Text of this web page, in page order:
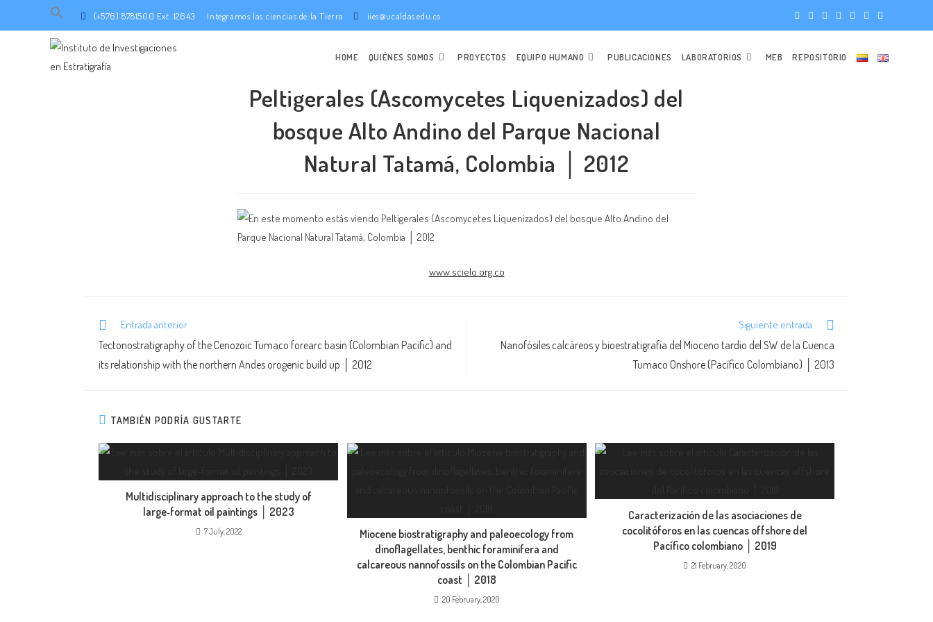
Search
(+576) 8781500 Ext. 12643 Integramos las ciencias de la Tierra iies@ucaldas.edu.co
HOME QUIÉNES SOMOS PROYECTOS EQUIPO HUMANO PUBLICACIONES LABORATORIOS MEB REPOSITORIO
Peltigerales (Ascomycetes Liquenizados) del
bosque Alto Andino del Parque Nacional
Natural Tatamá, Colombia │ 2012
www.scielo.org.co
Entrada anterior
Tectonostratigraphy of the Cenozoic Tumaco forearc basin (Colombian Pacific) and
its relationship with the northern Andes orogenic build up │ 2012
Siguiente entrada
Nanofósiles calcáreos y bioestratigrafía del Mioceno tardío del SW de la Cuenca
Tumaco Onshore (Pacífico Colombiano) │ 2013
TAMBIÉN PODRÍA GUSTARTE
Multidisciplinary approach to the study of
large‑format oil paintings │ 2023
7 July, 2022
Miocene biostratigraphy and paleoecology from
dinoflagellates, benthic foraminifera and
calcareous nannofossils on the Colombian Pacific
coast │ 2018
20 February, 2020
Caracterización de las asociaciones de
cocolitóforos en las cuencas offshore del
Pacífico colombiano │ 2019
21 February, 2020